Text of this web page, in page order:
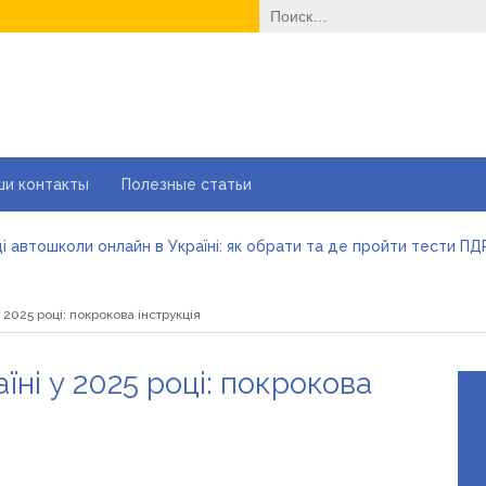
Найти:
контакты Полезные статьи
автошколи онлайн в Україні: як обрати та де пройти тести
методы лечения эрозии шейки матки
прибуток без відкриття нових кавових точок
році: покрокова інструкція
у 2025 році: покрокова